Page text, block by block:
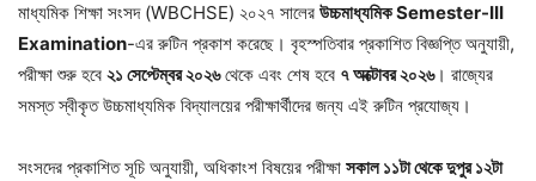
মাধ্যমিক শিক্ষা সংসদ (WBCHSE) ২০২৭ সালের উচ্চমাধ্যমিক Semester-III
Examination-এর রুটিন প্রকাশ করেছে। বৃহস্পতিবার প্রকাশিত বিজ্ঞপ্তি অনুযায়ী,
পরীক্ষা শুরু হবে ২১ সেপ্টেম্বর২০২৬থেকে এবং শেষ হবে ৭অক্টোবর২০২৬। রাজ্যের
সমস্ত স্বীকৃত উচ্চমাধ্যমিক বিদ্যালয়ের পরীক্ষার্থীদের জন্য এই রুটিন প্রযোজ্য।
সংসদের প্রকাশিত সূচি অনুযায়ী, অধিকাংশ বিষয়ের পরীক্ষা সকাল১১টাথেকেদুপুর১২টা